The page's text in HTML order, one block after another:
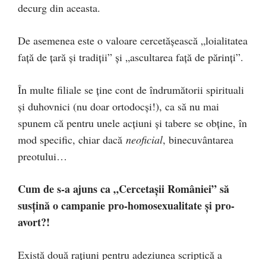
decurg din aceasta.
De asemenea este o valoare cercetășească „loialitatea
faţă de ţară şi tradiţii” și „ascultarea față de părinți”.
În multe filiale se ține cont de îndrumătorii spirituali
și duhovnici (nu doar ortodocși!), ca să nu mai
spunem că pentru unele acțiuni și tabere se obține, în
mod specific, chiar dacă neoficial, binecuvântarea
preotului…
Cum de s-a ajuns ca „Cercetașii României” să
susțină o campanie pro-homosexualitate și pro-
avort?!
Există două rațiuni pentru adeziunea scriptică a